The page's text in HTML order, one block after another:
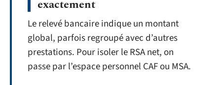
exactement
Le relevé bancaire indique un montant
global, parfois regroupé avec d’autres
prestations. Pour isoler le RSA net, on
passe par l’espace personnel CAF ou MSA.